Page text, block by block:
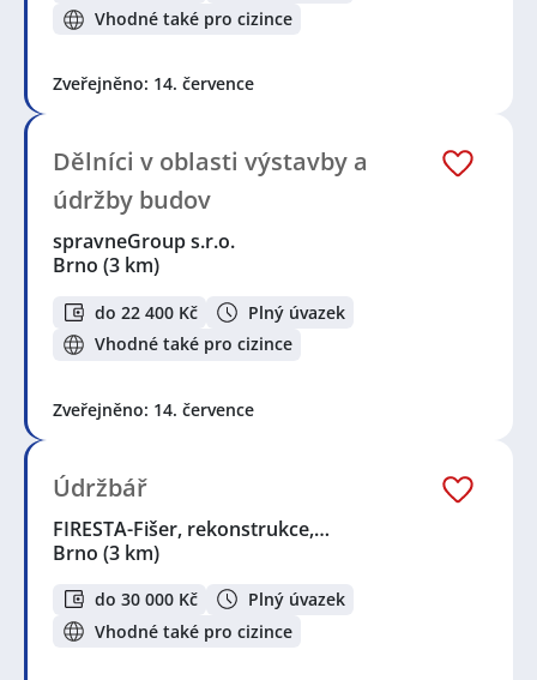
Vhodné také pro cizince
Zveřejněno: 14. července
Dělníci v oblasti výstavby a
údržby budov
spravneGroup s.r.o.
Brno (3 km)
do 22 400 Kč
Plný úvazek
Vhodné také pro cizince
Zveřejněno: 14. července
Údržbář
FIRESTA-Fišer, rekonstrukce,…
Brno (3 km)
do 30 000 Kč
Plný úvazek
Vhodné také pro cizince